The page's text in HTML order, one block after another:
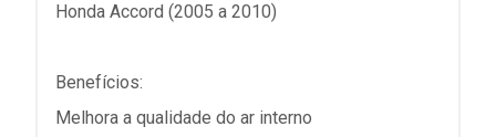
Honda Accord (2005 a 2010)
Benefícios:
Melhora a qualidade do ar interno